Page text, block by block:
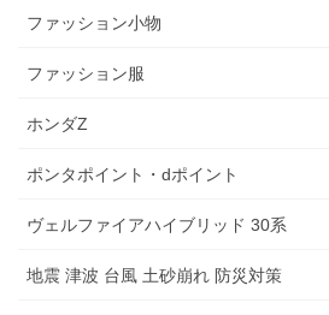
ファッション小物
ファッション服
ホンダZ
ポンタポイント・dポイント
ヴェルファイアハイブリッド 30系
地震 津波 台風 土砂崩れ 防災対策